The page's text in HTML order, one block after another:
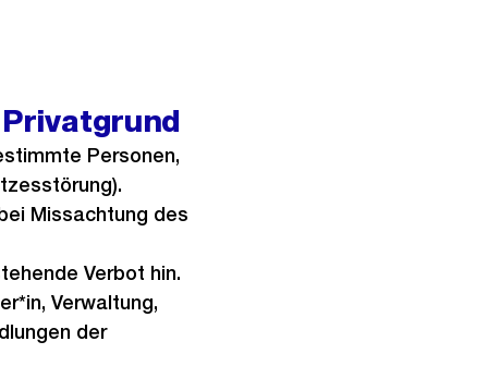
Personen,
Missachtung des
Verbot hin.
Verwaltung,
der